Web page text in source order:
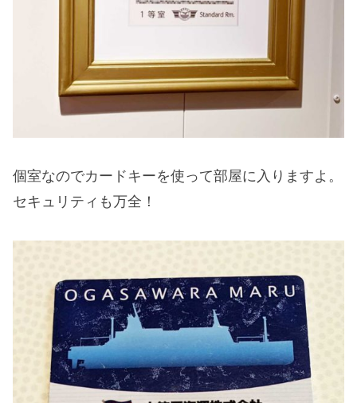
個室なのでカードキーを使って部屋に入りますよ。
セキュリティも万全！